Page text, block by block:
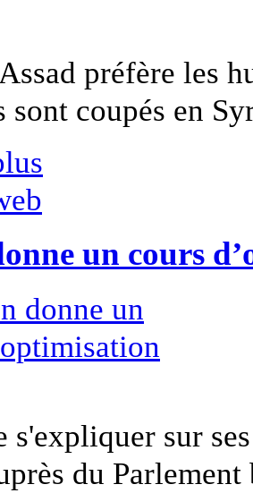
préfère les
sont coupés en
un cours
s'expliquer sur
du